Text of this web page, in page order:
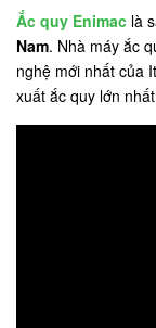
Ắc quy Enimac là
Nam. Nhà máy ắc
nghệ mới nhất của
xuất ắc quy lớn